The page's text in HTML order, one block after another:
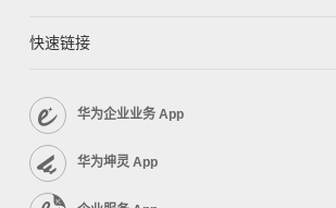
快速链接
华为企业业务 App
华为坤灵 App